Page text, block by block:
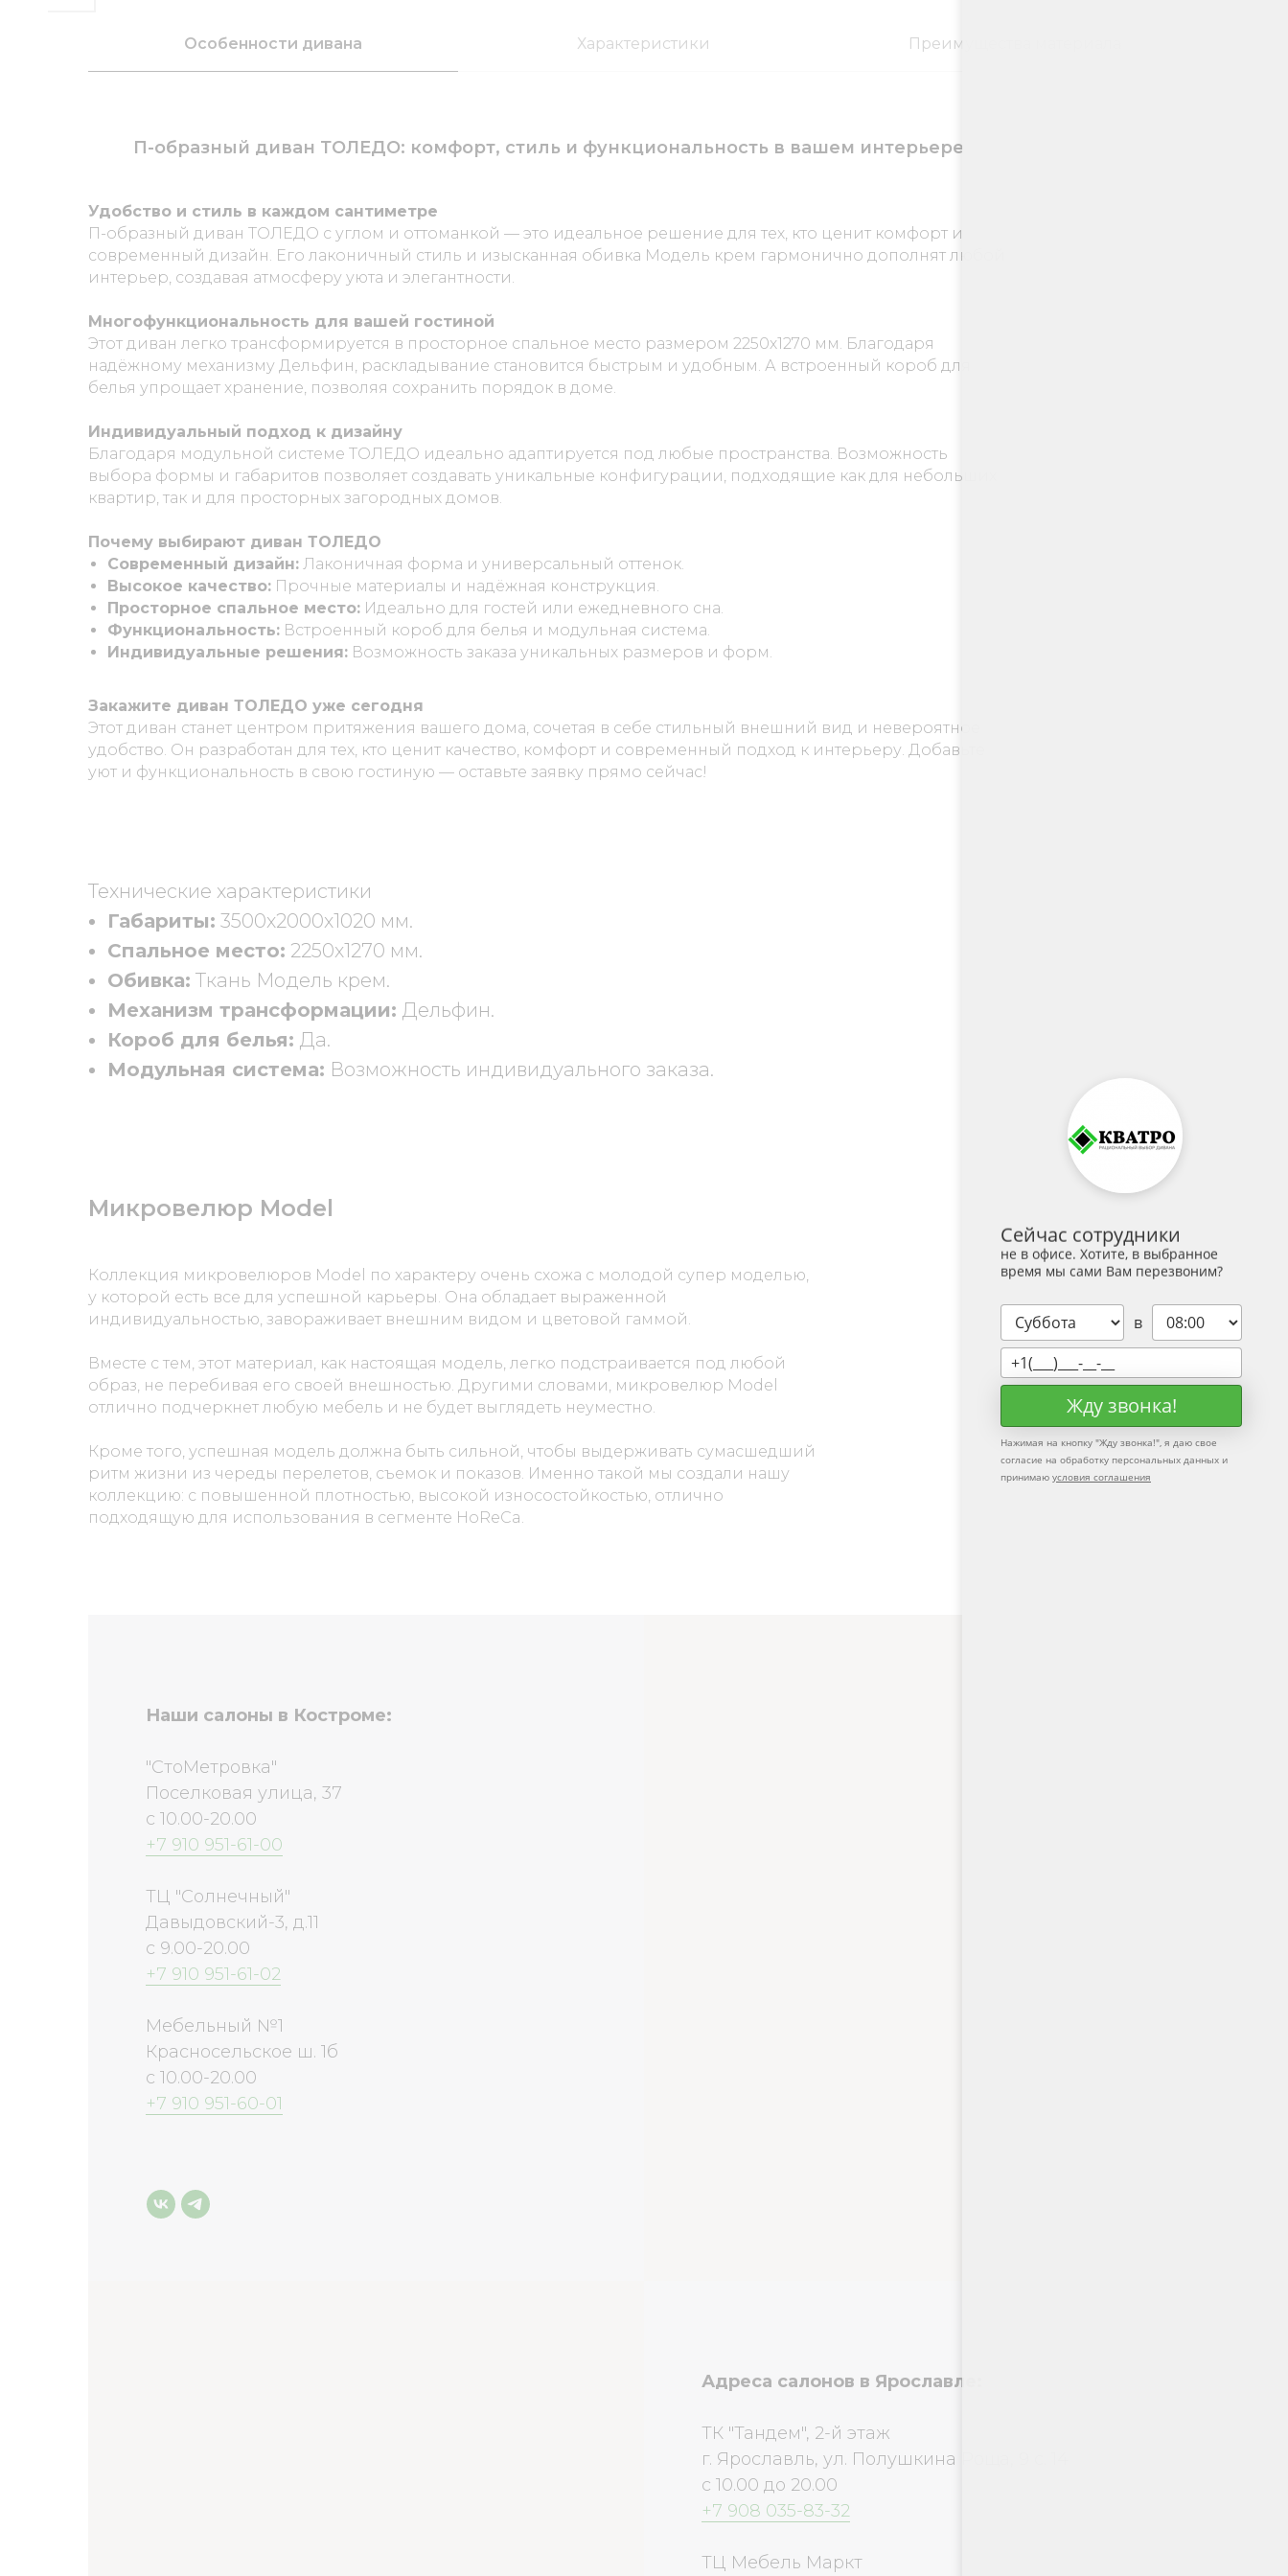
Особенности дивана Характеристики Преимущества материала
П-образный диван ТОЛЕДО: комфорт, стиль и функциональность в вашем интерьере
Удобство и стиль в каждом сантиметре
П-образный диван ТОЛЕДО с углом и оттоманкой — это идеальное решение для тех, кто ценит комфорт и
современный дизайн. Его лаконичный стиль и изысканная обивка Модель крем гармонично дополнят любой
интерьер, создавая атмосферу уюта и элегантности.
Многофункциональность для вашей гостиной
Этот диван легко трансформируется в просторное спальное место размером 2250х1270 мм. Благодаря
надёжному механизму Дельфин, раскладывание становится быстрым и удобным. А встроенный короб для
белья упрощает хранение, позволяя сохранить порядок в доме.
Индивидуальный подход к дизайну
Благодаря модульной системе ТОЛЕДО идеально адаптируется под любые пространства. Возможность
выбора формы и габаритов позволяет создавать уникальные конфигурации, подходящие как для небольших
квартир, так и для просторных загородных домов.
Почему выбирают диван ТОЛЕДО
Современный дизайн: Лаконичная форма и универсальный оттенок.
Высокое качество: Прочные материалы и надёжная конструкция.
Просторное спальное место: Идеально для гостей или ежедневного сна.
Функциональность: Встроенный короб для белья и модульная система.
Индивидуальные решения: Возможность заказа уникальных размеров и форм.
Закажите диван ТОЛЕДО уже сегодня
Этот диван станет центром притяжения вашего дома, сочетая в себе стильный внешний вид и невероятное
удобство. Он разработан для тех, кто ценит качество, комфорт и современный подход к интерьеру. Добавьте
уют и функциональность в свою гостиную — оставьте заявку прямо сейчас!
Технические характеристики
Габариты: 3500х2000х1020 мм.
Спальное место: 2250х1270 мм.
Обивка: Ткань Модель крем.
Механизм трансформации: Дельфин.
Короб для белья: Да.
Модульная система: Возможность индивидуального заказа.
Микровелюр Model
Коллекция микровелюров Model по характеру очень схожа с молодой супер моделью,
у которой есть все для успешной карьеры. Она обладает выраженной
индивидуальностью, завораживает внешним видом и цветовой гаммой.
Вместе с тем, этот материал, как настоящая модель, легко подстраивается под любой
образ, не перебивая его своей внешностью. Другими словами, микровелюр Model
отлично подчеркнет любую мебель и не будет выглядеть неуместно.
Кроме того, успешная модель должна быть сильной, чтобы выдерживать сумасшедший
ритм жизни из череды перелетов, съемок и показов. Именно такой мы создали нашу
коллекцию: с повышенной плотностью, высокой износостойкостью, отлично
подходящую для использования в сегменте HoReCa.
Наши салоны в Костроме:
"СтоМетровка"
Поселковая улица, 37
с 10.00-20.00
+7 910 951-61-00
ТЦ "Солнечный"
Давыдовский-3, д.11
с 9.00-20.00
+7 910 951-61-02
Мебельный №1
Красносельское ш. 1б
с 10.00-20.00
+7 910 951-60-01
Адреса салонов в Ярославле:
ТК "Тандем", 2-й этаж
г. Ярославль, ул. Полушкина Роща, 9 с. 14
с 10.00 до 20.00
+7 908 035-83-32
ТЦ Мебель Маркт
Сейчас сотрудники
не в офисе. Хотите, в выбранное
в
Жду звонка!
Нажимая на кнопку "Жду звонка!", я даю свое
согласие на обработку персональных данных и
принимаю условия соглашения